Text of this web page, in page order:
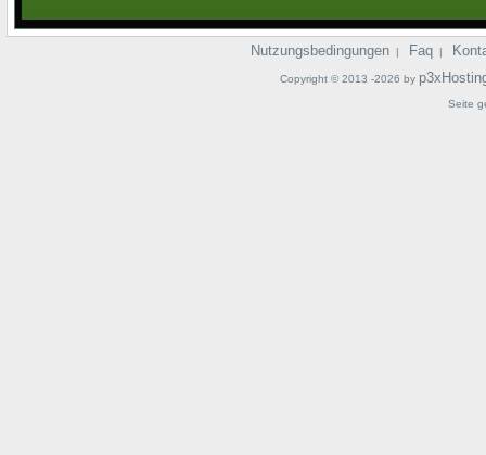
Nutzungsbedingungen | Faq |
Copyright © 2013 -2026 by
Seite